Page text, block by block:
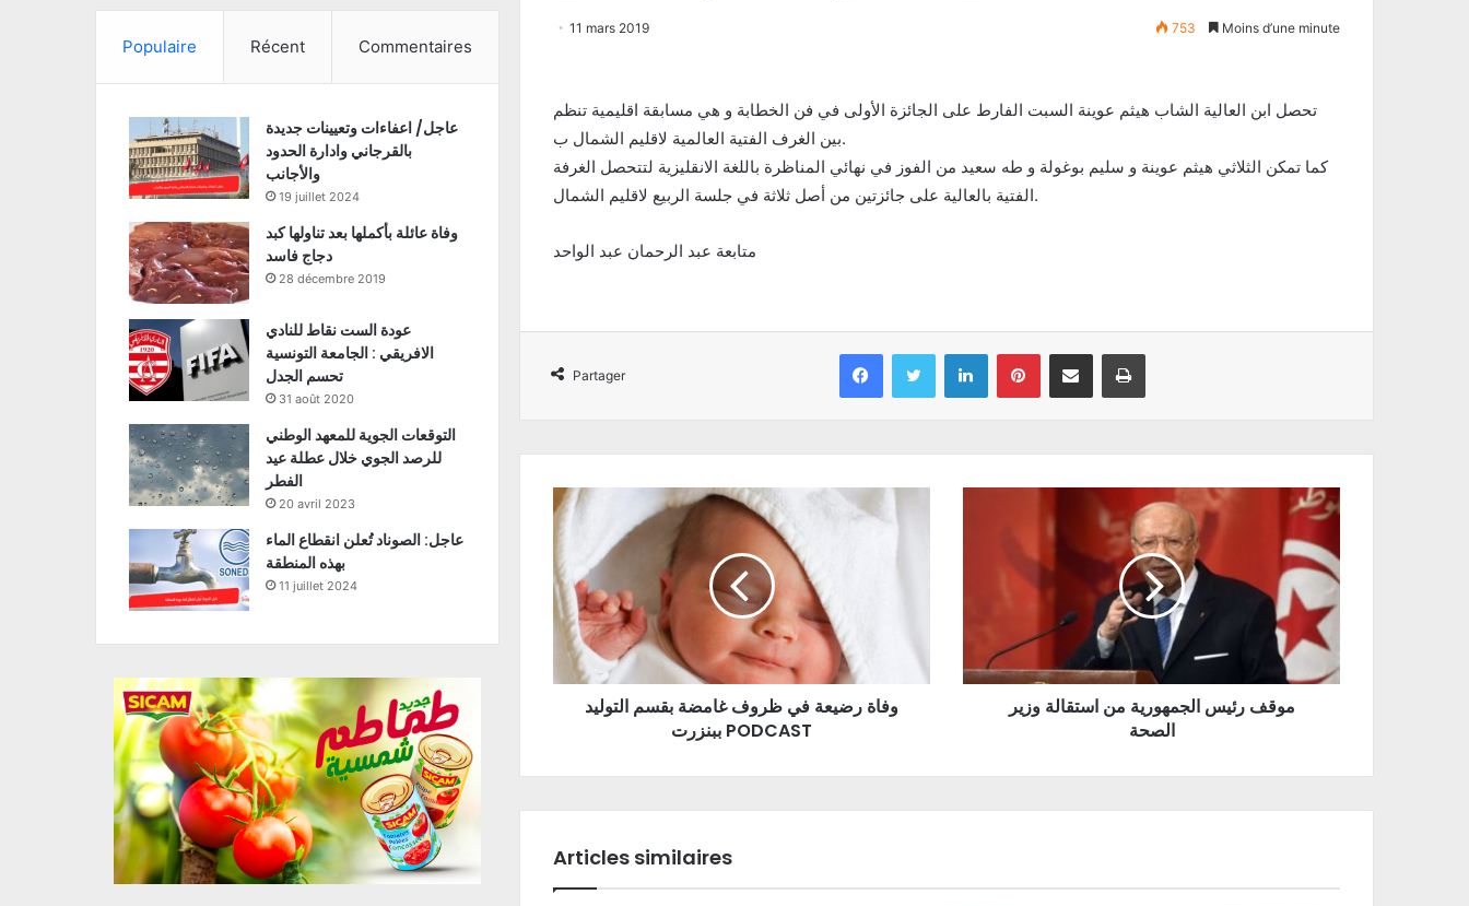
11 mars 2019 753 Moins d’une minute
تحصل ابن العالية الشاب هيثم عوينة السبت الفارط على الجائزة الأولى في فن الخطابة و هي مسابقة اقليمية تنظم
بين الغرف الفتية العالمية لاقليم الشمال ب.
كما تمكن الثلاثي هيثم عوينة و سليم بوغولة و طه سعيد من الفوز في نهائي المناظرة باللغة الانقليزية لتتحصل الغرفة
الفتية بالعالية على جائزتين من أصل ثلاثة في جلسة الربيع لاقليم الشمال.
متابعة عبد الرحمان عبد الواحد
Partager
Facebook Twitter Linkedin Pinterest Partager par email Imprimer
وفاة رضيعة في ظروف غامضة بقسم التوليد
ببنزرت PODCAST
موقف رئيس الجمهورية من استقالة وزير
الصحة
Articles similaires
Populaire Récent Commentaires
عاجل/ اعفاءات وتعيينات جديدة
بالقرجاني وادارة الحدود
والأجانب
19 juillet 2024
وفاة عائلة بأكملها بعد تناولها كبد
دجاج فاسد
28 décembre 2019
عودة الست نقاط للنادي
الافريقي : الجامعة التونسية
تحسم الجدل
31 août 2020
التوقعات الجوية للمعهد الوطني
للرصد الجوي خلال عطلة عيد
الفطر
20 avril 2023
عاجل: الصوناد تُعلن انقطاع الماء
بهذه المنطقة
11 juillet 2024